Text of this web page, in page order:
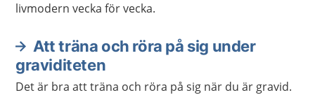
livmodern vecka för vecka.
Att träna och röra på sig under
graviditeten
Det är bra att träna och röra på sig när du är gravid.